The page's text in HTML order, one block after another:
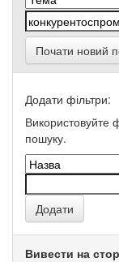
Почати новий
Додати фільтри:
Використовуйте
пошуку.
Вивести на